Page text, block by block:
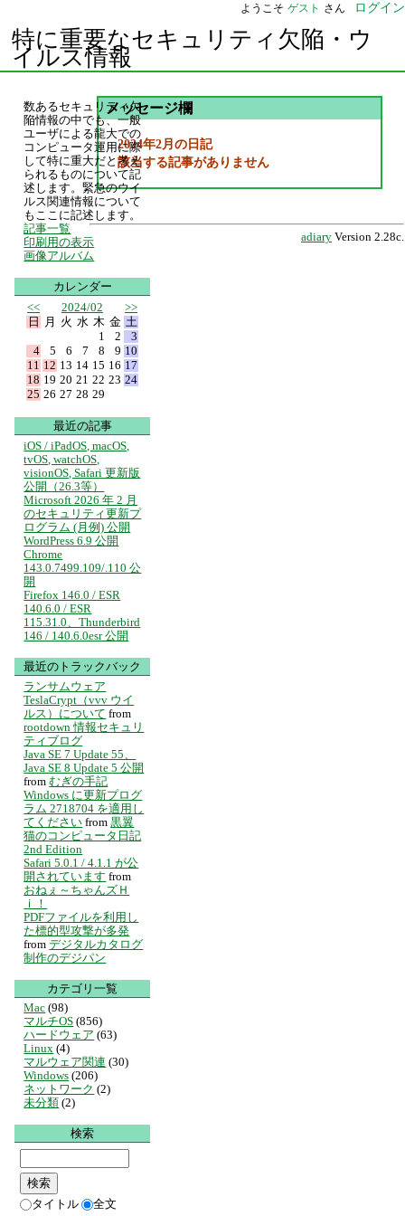
ようこそ ゲスト さん ログイン
特に重要なセキュリティ欠陥・ウ
イルス情報
メッセージ欄
2024年2月の日記
該当する記事がありません
adiary Version 2.28c.
数あるセキュリティ欠
陥情報の中でも、一般
ユーザによる龍大での
コンピュータ運用に際
して特に重大だと考え
られるものについて記
述します。緊急のウイ
ルス関連情報について
もここに記述します。
記事一覧
印刷用の表示
画像アルバム
カレンダー
<<
2024/02
>>
日
月 火 水 木 金 土
1
2
3
4
5 6 7 8 9 10
11 12 13 14 15 16 17
18 19 20 21 22 23 24
25 26 27 28 29
最近の記事
iOS / iPadOS, macOS,
tvOS, watchOS,
visionOS, Safari 更新版
公開（26.3等）
Microsoft 2026 年 2 月
のセキュリティ更新プ
ログラム (月例) 公開
WordPress 6.9 公開
Chrome
143.0.7499.109/.110 公
開
Firefox 146.0 / ESR
140.6.0 / ESR
115.31.0、Thunderbird
146 / 140.6.0esr 公開
最近のトラックバック
ランサムウェア
TeslaCrypt（vvv ウイ
ルス）について from
rootdown 情報セキュリ
ティブログ
Java SE 7 Update 55、
Java SE 8 Update 5 公開
from むぎの手記
Windows に更新プログ
ラム 2718704 を適用し
てください from 黒翼
猫のコンピュータ日記
2nd Edition
Safari 5.0.1 / 4.1.1 が公
開されています from
おねぇ～ちゃんズＨ
ｉ！
PDFファイルを利用し
た標的型攻撃が多発
from デジタルカタログ
制作のデジパン
カテゴリ一覧
Mac (98)
マルチOS (856)
ハードウェア (63)
Linux (4)
マルウェア関連 (30)
Windows (206)
ネットワーク (2)
未分類 (2)
検索
タイトル 全文